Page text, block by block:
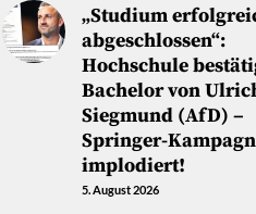
„Studium
abgeschlossen“:
Hochschule
Bachelor von
Siegmund (AfD) –
Springer-
implodiert!
5. August 2026